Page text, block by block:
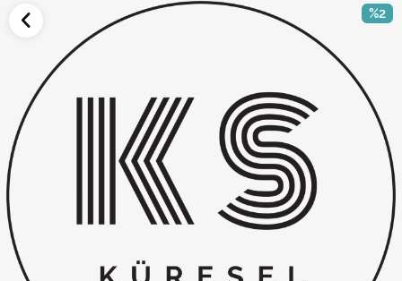
Elektrikli Aksamlar
Elektrikli Süpürge
Fan
Fırın, Ocak ve Aspiratör
%2